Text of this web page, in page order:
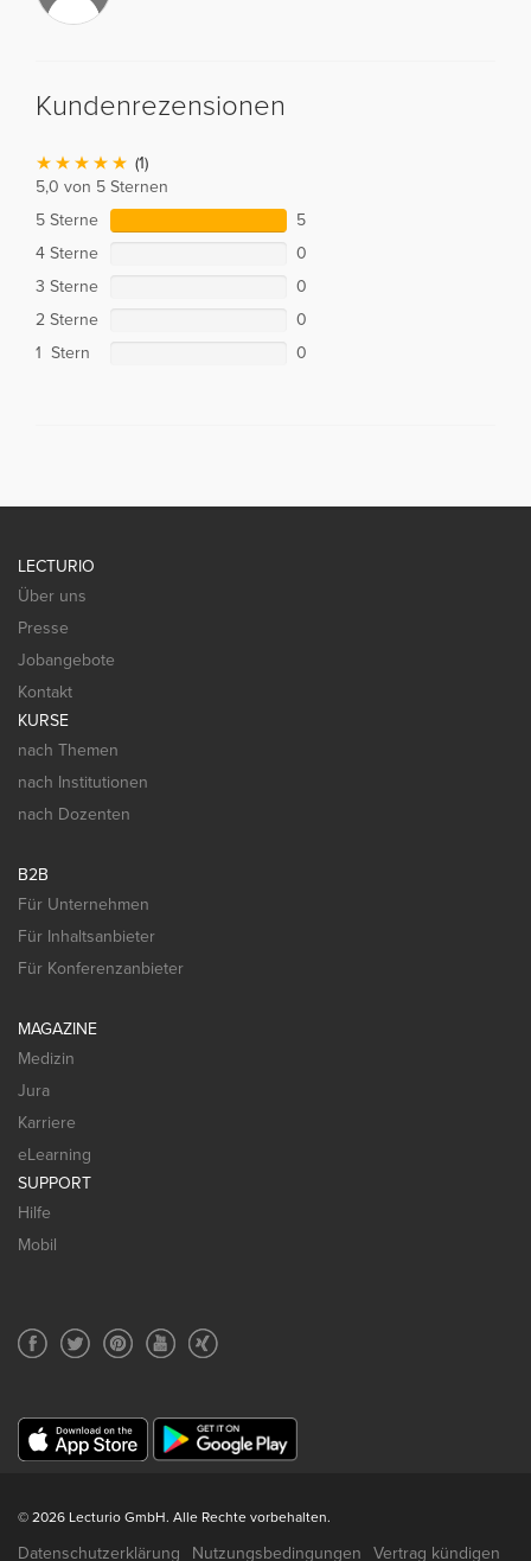
Kundenrezensionen
(1)
5,0 von 5 Sternen
5 Sterne
5
4 Sterne
0
3 Sterne
0
2 Sterne
0
1 Stern
0
LECTURIO
Über uns
Presse
Jobangebote
Kontakt
KURSE
nach Themen
nach Institutionen
nach Dozenten
B2B
Für Unternehmen
Für Inhaltsanbieter
Für Konferenzanbieter
MAGAZINE
Medizin
Jura
Karriere
eLearning
SUPPORT
Hilfe
Mobil
© 2026 Lecturio GmbH. Alle Rechte vorbehalten.
Datenschutzerklärung Nutzungsbedingungen Vertrag kündigen